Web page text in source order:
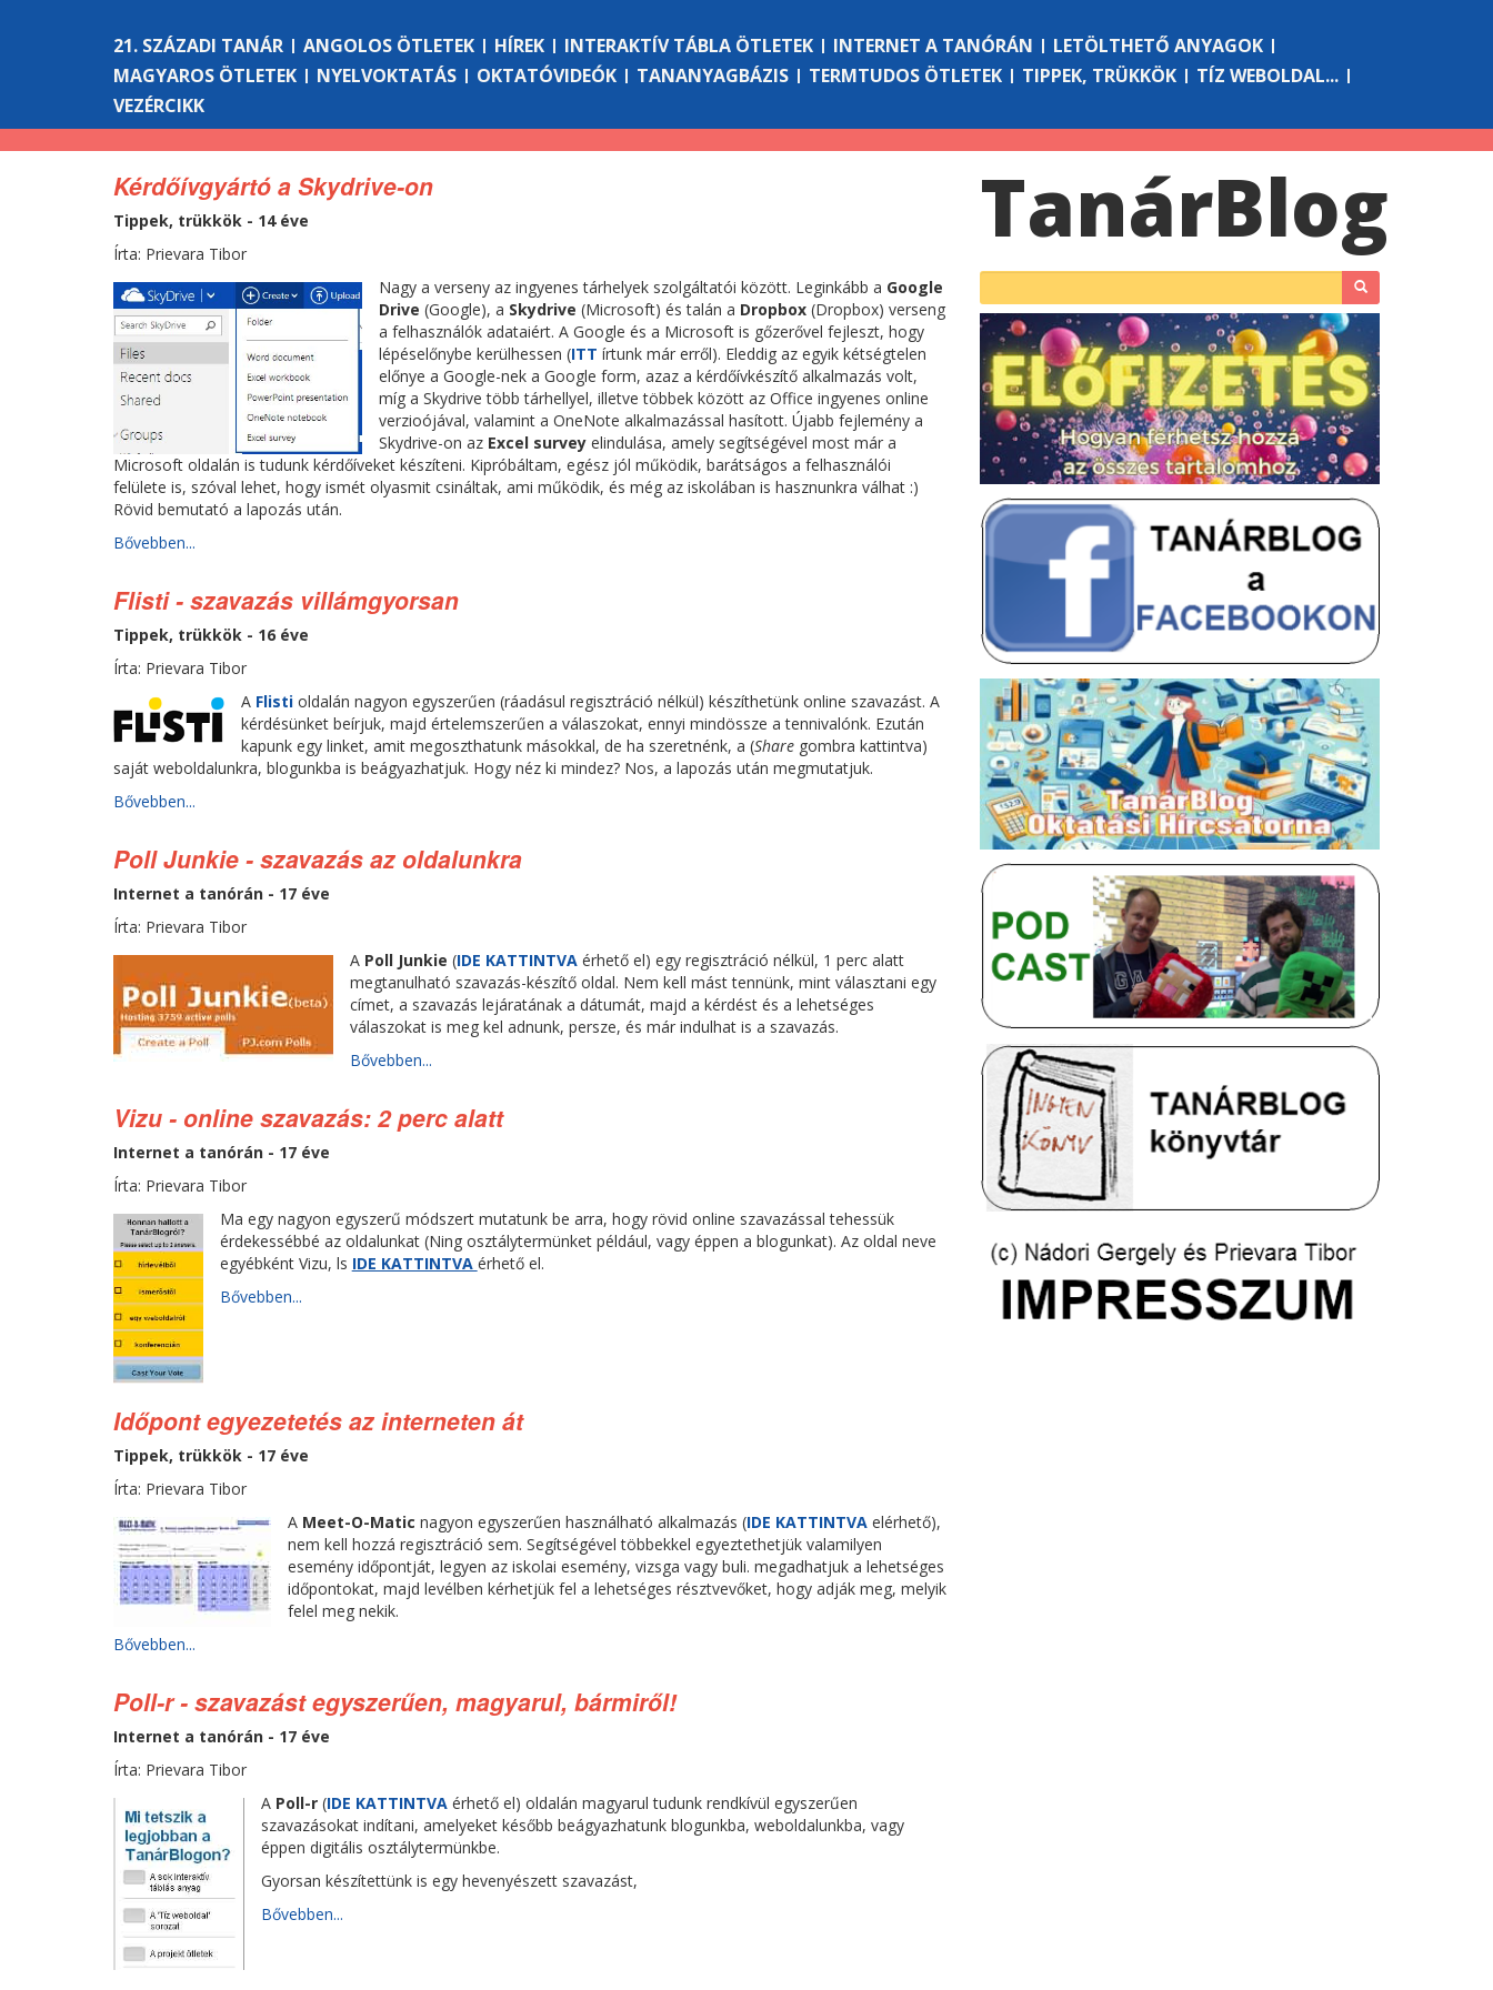
21. SZÁZADI TANÁR ANGOLOS ÖTLETEK HÍREK INTERAKTÍV TÁBLA ÖTLETEK INTERNET A TANÓRÁN
LETÖLTHETŐ ANYAGOK
MAGYAROS ÖTLETEK
NYELVOKTATÁS OKTATÓVIDEÓK TANANYAGBÁZIS TERMTUDOS ÖTLETEK TIPPEK, TRÜKKÖK
TÍZ WEBOLDAL...
VEZÉRCIKK
Kérdőívgyártó a Skydrive-on
Tippek, trükkök - 14 éve
Írta: Prievara Tibor
Nagy a verseny az ingyenes tárhelyek szolgáltatói között. Leginkább a Google
Drive (Google), a Skydrive (Microsoft) és talán a Dropbox(Dropbox) verseng
a felhasználók adataiért. A Google és a Microsoft is gőzerővel fejleszt, hogy
lépéselőnybe kerülhessen (ITT írtunk már erről). Eleddig az egyik kétségtelen
előnye a Google-nek a Google form, azaz a kérdőívkészítő alkalmazás volt,
míg a Skydrive több tárhellyel, illetve többek között az Office ingyenes online
verzioójával, valamint a OneNote alkalmazással hasított. Újabb fejlemény a
Skydrive-on az Excel surveyelindulása, amely segítségével most már a
Microsoft oldalán is tudunk kérdőíveket készíteni. Kipróbáltam, egész jól működik, barátságos a felhasználói
felülete is, szóval lehet, hogy ismét olyasmit csináltak, ami működik, és még az iskolában is hasznunkra válhat :)
Rövid bemutató a lapozás után.
Bővebben...
Flisti - szavazás villámgyorsan
Tippek, trükkök - 16 éve
Írta: Prievara Tibor
A Flisti oldalán nagyon egyszerűen (ráadásul regisztráció nélkül) készíthetünk online szavazást. A
kérdésünket beírjuk, majd értelemszerűen a válaszokat, ennyi mindössze a tennivalónk. Ezután
kapunk egy linket, amit megoszthatunk másokkal, de ha szeretnénk, a (Share gombra kattintva)
saját weboldalunkra, blogunkba is beágyazhatjuk. Hogy néz ki mindez? Nos, a lapozás után megmutatjuk.
Bővebben...
Poll Junkie - szavazás az oldalunkra
Internet a tanórán - 17 éve
Írta: Prievara Tibor
A Poll Junkie (IDE KATTINTVA érhető el) egy regisztráció nélkül, 1 perc alatt
megtanulható szavazás-készítő oldal. Nem kell mást tennünk, mint választani egy
címet, a szavazás lejáratának a dátumát, majd a kérdést és a lehetséges
válaszokat is meg kel adnunk, persze, és már indulhat is a szavazás.
Bővebben...
Vizu - online szavazás: 2 perc alatt
Internet a tanórán - 17 éve
Írta: Prievara Tibor
Ma egy nagyon egyszerű módszert mutatunk be arra, hogy rövid online szavazással tehessük
érdekessébbé az oldalunkat (Ning osztálytermünket például, vagy éppen a blogunkat). Az oldal neve
egyébként Vizu, ls IDE KATTINTVA érhető el.
Bővebben...
Időpont egyezetetés az interneten át
Tippek, trükkök - 17 éve
Írta: Prievara Tibor
A Meet-O-Matic nagyon egyszerűen használható alkalmazás (IDE KATTINTVA elérhető),
nem kell hozzá regisztráció sem. Segítségével többekkel egyeztethetjük valamilyen
esemény időpontját, legyen az iskolai esemény, vizsga vagy buli. megadhatjuk a lehetséges
időpontokat, majd levélben kérhetjük fel a lehetséges résztvevőket, hogy adják meg, melyik
felel meg nekik.
Bővebben...
Poll-r - szavazást egyszerűen, magyarul, bármiről!
Internet a tanórán - 17 éve
Írta: Prievara Tibor
A Poll-r(IDE KATTINTVAérhető el) oldalán magyarul tudunk rendkívül egyszerűen
szavazásokat indítani, amelyeket később beágyazhatunk blogunkba, weboldalunkba, vagy
éppen digitális osztálytermünkbe.
Gyorsan készítettünk is egy hevenyészett szavazást,
Bővebben...
TanárBlog